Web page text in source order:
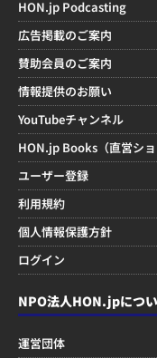
HON.jp Podcasting
広告掲載のご案内
賛助会員のご案内
情報提供のお願い
YouTubeチャンネル
HON.jp Books（直営ショ
ユーザー登録
利用規約
個人情報保護方針
ログイン
NPO法人HON.jpにつ
運営団体